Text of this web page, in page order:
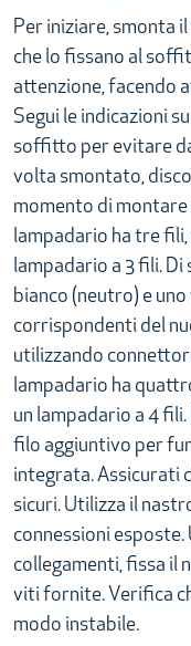
Per iniziare, smonta
che lo fissano al
attenzione, facendo
Segui le indicazioni
soffitto per evitare
volta smontato,
momento di montare
lampadario ha tre
lampadario a 3 fili. Di
bianco (neutro) e
corrispondenti del
utilizzando
lampadario ha
un lampadario a 4
filo aggiuntivo per
integrata. Assicurati
sicuri. Utilizza il
connessioni
collegamenti, fissa il
viti fornite. Verifica
modo instabile.